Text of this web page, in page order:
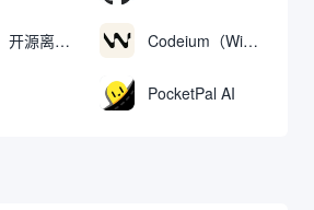
Jan：开源离线AI助手，ChatGPT 替代品，运行本地AI模型或连接云端AI Codeium（Windsurf Editor）：免费的AI代码补全与聊天工具，Windsurf以对话方式编写完整项目代码
PocketPal AI